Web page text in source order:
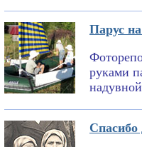
Парус
руками
Спасибо